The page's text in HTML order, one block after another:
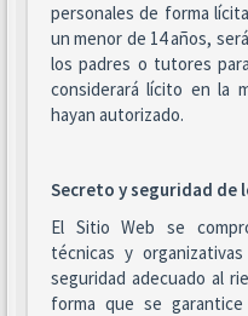
personales de forma
un menor de 14 años,
los padres o tutores
considerará lícito en la
hayan autorizado.
Secreto y seguridad de
El Sitio Web se
técnicas y
seguridad adecuado al
forma que se